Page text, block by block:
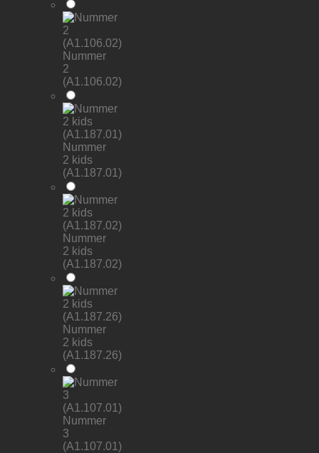
Nummer
2
(A1.106.02)
Nummer
2 kids
(A1.187.01)
Nummer
2 kids
(A1.187.02)
Nummer
2 kids
(A1.187.26)
Nummer
3
(A1.107.01)